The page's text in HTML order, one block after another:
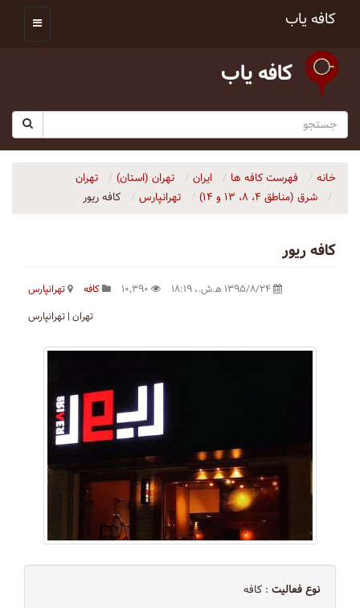
کافه یاب
کافه یاب
خانه فهرست کافه ها ایران تهران (استان)
تهران
شرق (مناطق ۴، ۸، ۱۳ و ۱۴)
تهرانپارس کافه ریور
کافه ریور
کافه
تهرانپارس
تهران | تهرانپارس
نوع فعالیت : کافه